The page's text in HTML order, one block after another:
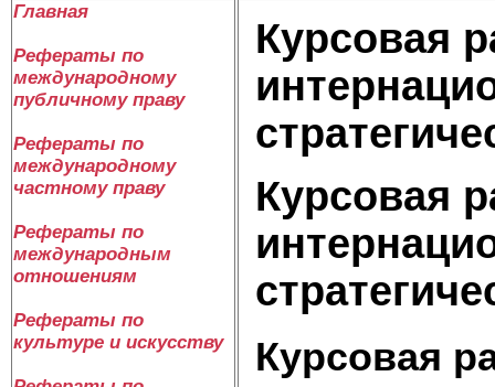
Главная
Рефераты по
международному
публичному праву
Рефераты по
международному
частному праву
Рефераты по
международным
отношениям
Рефераты по
культуре и искусству
Курсовая
Курсовая
Курсовая